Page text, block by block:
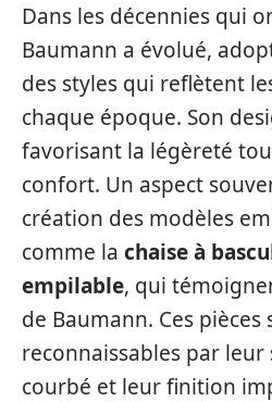
Dans les décennies qui
Baumann a évolué,
des styles qui reflètent
chaque époque. Son
favorisant la légèreté
confort. Un aspect
création des modèles
comme la chaise à
empilable, qui
de Baumann. Ces pièces
reconnaissables par
courbé et leur finition